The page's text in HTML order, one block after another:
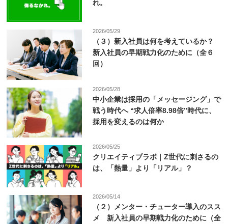
れ。
2026/05/29
（３）新入社員は何を考えているか？
新入社員の早期戦力化のために（全６
回）
2026/05/28
中小企業は採用の「メッセージング」で
戦う時代へ “求人倍率8.98倍”時代に、
採用を変えるのは何か
2026/05/25
クリエイティブラボ｜Z世代に刺さるの
は、「熱量」より「リアル」？
2026/05/14
（２）メンター・チューター導入のスス
メ 新入社員の早期戦力化のために（全